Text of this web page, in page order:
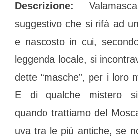
Descrizione:
suggestivo che si rifà ad
e nascosto in cui,
leggenda locale, si
dette “masche”, per i loro
E di qualche mistero
quando trattiamo del
uva tra le più antiche, se